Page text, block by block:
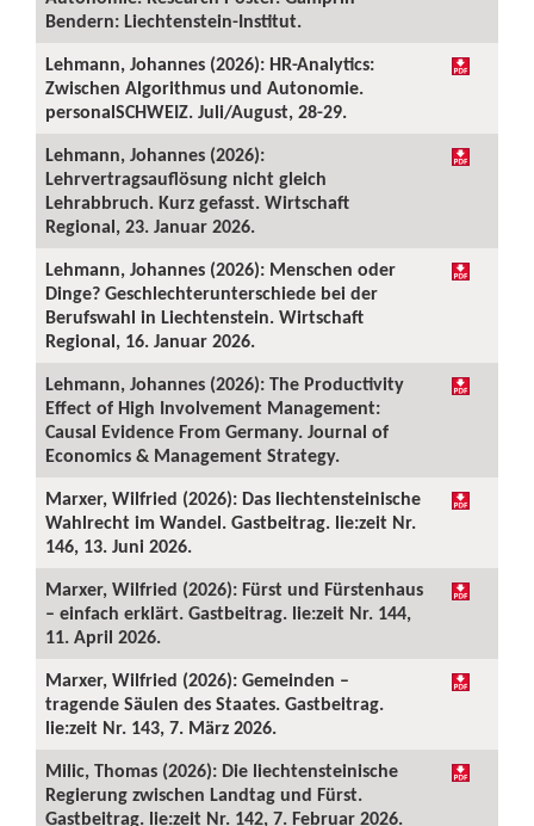
Bendern: Liechtenstein-Institut.
Lehmann, Johannes (2026): HR-Analytics:
Zwischen Algorithmus und Autonomie.
personalSCHWEIZ. Juli/August, 28-29.
Lehmann, Johannes (2026):
Lehrvertragsauflösung nicht gleich
Lehrabbruch. Kurz gefasst. Wirtschaft
Regional, 23. Januar 2026.
Lehmann, Johannes (2026): Menschen oder
Dinge? Geschlechterunterschiede bei der
Berufswahl in Liechtenstein. Wirtschaft
Regional, 16. Januar 2026.
Lehmann, Johannes (2026): The Productivity
Effect of High Involvement Management:
Causal Evidence From Germany. Journal of
Economics & Management Strategy.
Marxer, Wilfried (2026): Das liechtensteinische
Wahlrecht im Wandel. Gastbeitrag. lie:zeit Nr.
146, 13. Juni 2026.
Marxer, Wilfried (2026): Fürst und Fürstenhaus
– einfach erklärt. Gastbeitrag. lie:zeit Nr. 144,
11. April 2026.
Marxer, Wilfried (2026): Gemeinden –
tragende Säulen des Staates. Gastbeitrag.
lie:zeit Nr. 143, 7. März 2026.
Milic, Thomas (2026): Die liechtensteinische
Regierung zwischen Landtag und Fürst.
Gastbeitrag. lie:zeit Nr. 142, 7. Februar 2026.